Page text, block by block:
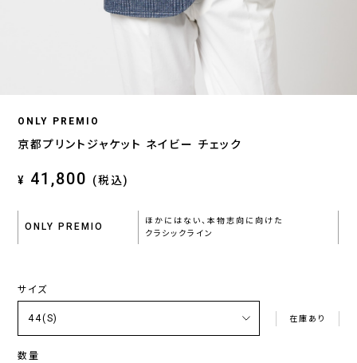
ONLY PREMIO
京都プリントジャケット ネイビー チェック
¥ 41,800 (税込)
ONLY PREMIO
ほかにはない、本物志向に向けた
クラシックライン
サイズ
在庫あり
数量